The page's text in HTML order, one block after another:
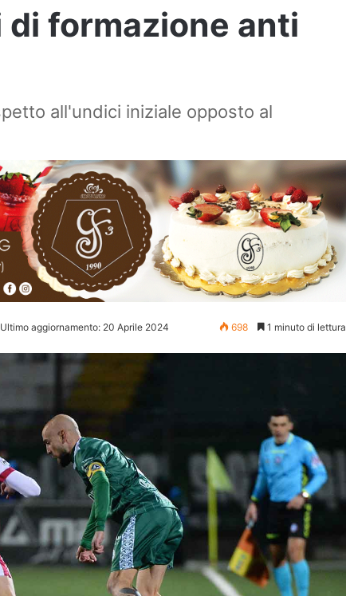
formazione anti
all'undici iniziale opposto al
Ultimo aggiornamento: 20 Aprile 2024 698 1 minuto di lettura